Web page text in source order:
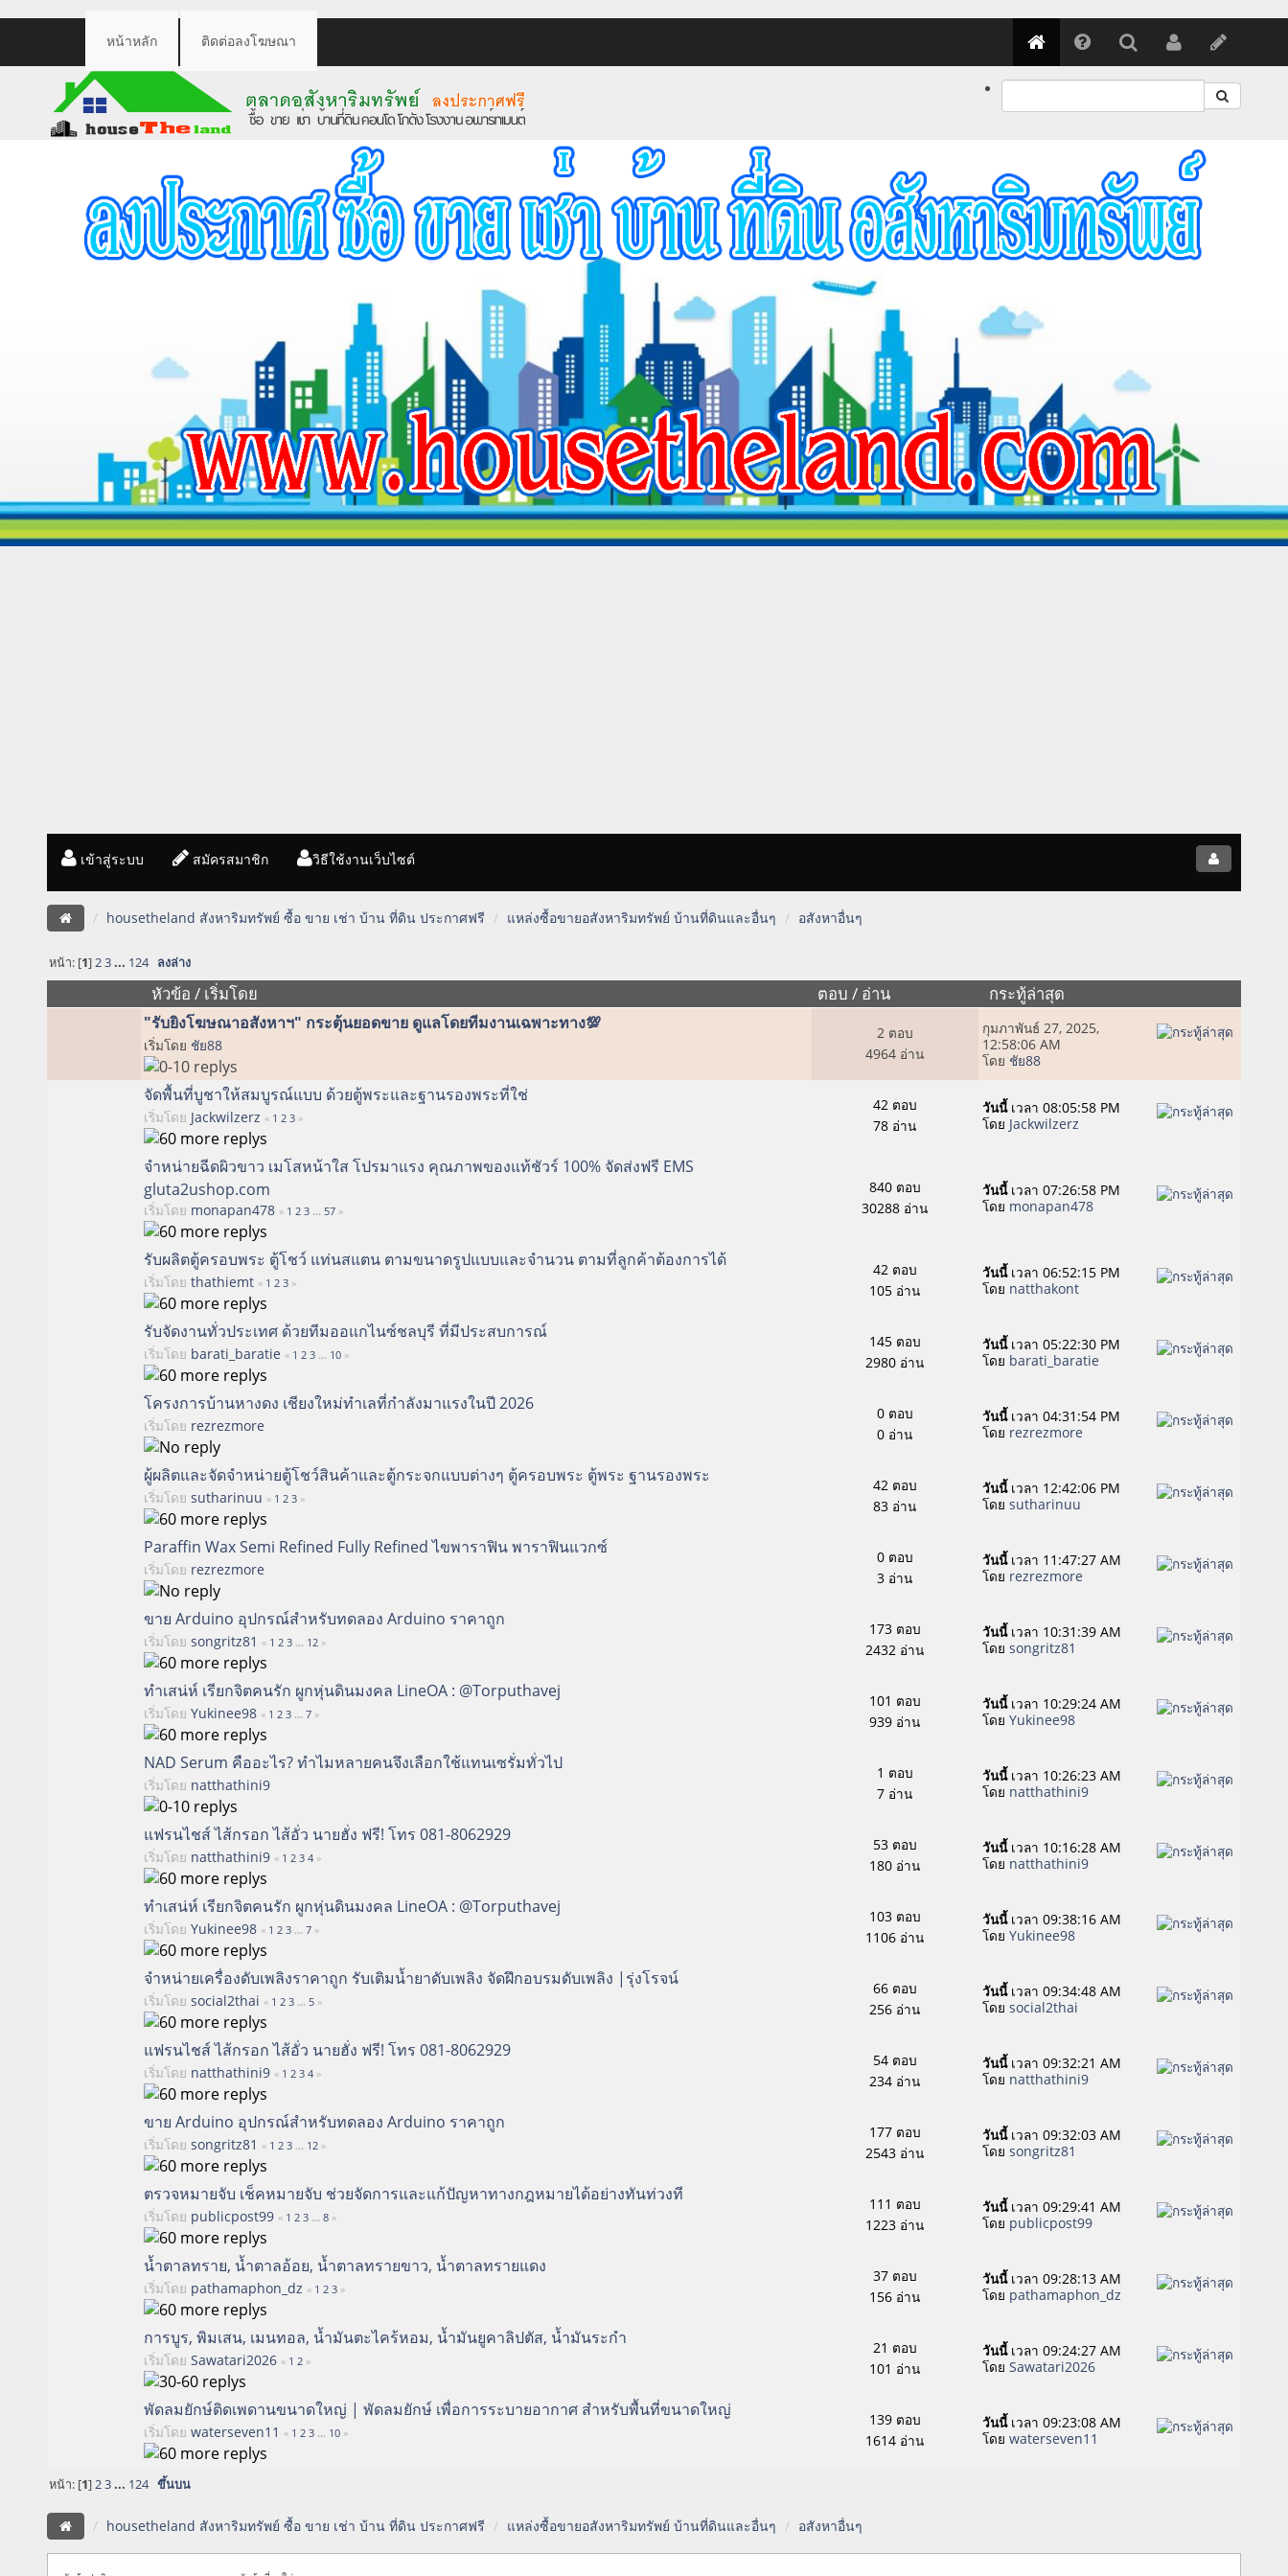
หน้าหลัก ติดต่อลงโฆษณา
เข้าสู่ระบบ สมัครสมาชิก วิธีใช้งานเว็บไซต์
housetheland สังหาริมทรัพย์ ซื้อ ขาย เช่า บ้าน ที่ดิน ประกาศฟรี แหล่งซื้อขายอสังหาริมทรัพย์ บ้านที่ดินและอื่นๆ อสังหาอื่นๆ
หน้า: [1]23... 124 ลงล่าง
หัวข้อ / เริ่มโดย ตอบ / อ่าน กระทู้ล่าสุด
"รับยิงโฆษณาอสังหาฯ" กระตุ้นยอดขาย ดูแลโดยทีมงานเฉพาะทาง💯
เริ่มโดย ชัย88
2 ตอบ
4964 อ่าน
กุมภาพันธ์ 27, 2025,
12:58:06 AM
โดย ชัย88
จัดพื้นที่บูชาให้สมบูรณ์แบบ ด้วยตู้พระและฐานรองพระที่ใช่
เริ่มโดย Jackwilzerz « 1 2 3»
42 ตอบ
78 อ่าน
วันนี้เวลา 08:05:58 PM
โดย Jackwilzerz
จำหน่ายฉีดผิวขาว เมโสหน้าใส โปรมาแรง คุณภาพของแท้ชัวร์ 100% จัดส่งฟรี EMS
gluta2ushop.com
เริ่มโดย monapan478 « 1 2 3 ... 57»
840 ตอบ
30288 อ่าน
วันนี้เวลา 07:26:58 PM
โดย monapan478
รับผลิตตู้ครอบพระ ตู้โชว์ แท่นสแตน ตามขนาดรูปแบบและจำนวน ตามที่ลูกค้าต้องการได้
เริ่มโดย thathiemt « 1 2 3»
42 ตอบ
105 อ่าน
วันนี้เวลา 06:52:15 PM
โดย natthakont
รับจัดงานทั่วประเทศ ด้วยทีมออแกไนซ์ชลบุรี ที่มีประสบการณ์
เริ่มโดย barati_baratie « 1 2 3 ... 10»
145 ตอบ
2980 อ่าน
วันนี้เวลา 05:22:30 PM
โดย barati_baratie
โครงการบ้านหางดง เชียงใหม่ทำเลที่กำลังมาแรงในปี 2026
เริ่มโดย rezrezmore
0 ตอบ
0 อ่าน
วันนี้เวลา 04:31:54 PM
โดย rezrezmore
ผู้ผลิตและจัดจำหน่ายตู้โชว์สินค้าและตู้กระจกแบบต่างๆ ตู้ครอบพระ ตู้พระ ฐานรองพระ
เริ่มโดย sutharinuu « 1 2 3»
42 ตอบ
83 อ่าน
วันนี้เวลา 12:42:06 PM
โดย sutharinuu
Paraffin Wax Semi Refined Fully Refined ไขพาราฟิน พาราฟินแวกซ์
เริ่มโดย rezrezmore
0 ตอบ
3 อ่าน
วันนี้เวลา 11:47:27 AM
โดย rezrezmore
ขาย Arduino อุปกรณ์สำหรับทดลอง Arduino ราคาถูก
เริ่มโดย songritz81 « 1 2 3 ... 12»
173 ตอบ
2432 อ่าน
วันนี้เวลา 10:31:39 AM
โดย songritz81
ทำเสน่ห์ เรียกจิตคนรัก ผูกหุ่นดินมงคล LineOA : @Torputhavej
เริ่มโดย Yukinee98 « 1 2 3 ... 7»
101 ตอบ
939 อ่าน
วันนี้เวลา 10:29:24 AM
โดย Yukinee98
NAD Serum คืออะไร? ทำไมหลายคนจึงเลือกใช้แทนเซรั่มทั่วไป
เริ่มโดย natthathini9
1 ตอบ
7 อ่าน
วันนี้เวลา 10:26:23 AM
โดย natthathini9
แฟรนไชส์ ไส้กรอก ไส้อั่ว นายฮั่ง ฟรี! โทร 081-8062929
เริ่มโดย natthathini9 « 1 2 3 4»
53 ตอบ
180 อ่าน
วันนี้เวลา 10:16:28 AM
โดย natthathini9
ทำเสน่ห์ เรียกจิตคนรัก ผูกหุ่นดินมงคล LineOA : @Torputhavej
เริ่มโดย Yukinee98 « 1 2 3 ... 7»
103 ตอบ
1106 อ่าน
วันนี้เวลา 09:38:16 AM
โดย Yukinee98
จำหน่ายเครื่องดับเพลิงราคาถูก รับเติมน้ำยาดับเพลิง จัดฝึกอบรมดับเพลิง |รุ่งโรจน์
เริ่มโดย social2thai « 1 2 3 ... 5»
66 ตอบ
256 อ่าน
วันนี้เวลา 09:34:48 AM
โดย social2thai
แฟรนไชส์ ไส้กรอก ไส้อั่ว นายฮั่ง ฟรี! โทร 081-8062929
เริ่มโดย natthathini9 « 1 2 3 4»
54 ตอบ
234 อ่าน
วันนี้เวลา 09:32:21 AM
โดย natthathini9
ขาย Arduino อุปกรณ์สำหรับทดลอง Arduino ราคาถูก
เริ่มโดย songritz81 « 1 2 3 ... 12»
177 ตอบ
2543 อ่าน
วันนี้เวลา 09:32:03 AM
โดย songritz81
ตรวจหมายจับ เช็คหมายจับ ช่วยจัดการและแก้ปัญหาทางกฎหมายได้อย่างทันท่วงที
เริ่มโดย publicpost99 « 1 2 3 ... 8»
111 ตอบ
1223 อ่าน
วันนี้เวลา 09:29:41 AM
โดย publicpost99
น้ำตาลทราย, น้ำตาลอ้อย, น้ำตาลทรายขาว, น้ำตาลทรายแดง
เริ่มโดย pathamaphon_dz « 1 2 3»
37 ตอบ
156 อ่าน
วันนี้เวลา 09:28:13 AM
โดย pathamaphon_dz
การบูร, พิมเสน, เมนทอล, น้ำมันตะไคร้หอม, น้ำมันยูคาลิปตัส, น้ำมันระกำ
เริ่มโดย Sawatari2026 « 1 2»
21 ตอบ
101 อ่าน
วันนี้เวลา 09:24:27 AM
โดย Sawatari2026
พัดลมยักษ์ติดเพดานขนาดใหญ่ | พัดลมยักษ์ เพื่อการระบายอากาศ สำหรับพื้นที่ขนาดใหญ่
เริ่มโดย waterseven11 « 1 2 3 ... 10»
139 ตอบ
1614 อ่าน
วันนี้เวลา 09:23:08 AM
โดย waterseven11
หน้า: [1]23... 124 ขึ้นบน
housetheland สังหาริมทรัพย์ ซื้อ ขาย เช่า บ้าน ที่ดิน ประกาศฟรี แหล่งซื้อขายอสังหาริมทรัพย์ บ้านที่ดินและอื่นๆ อสังหาอื่นๆ